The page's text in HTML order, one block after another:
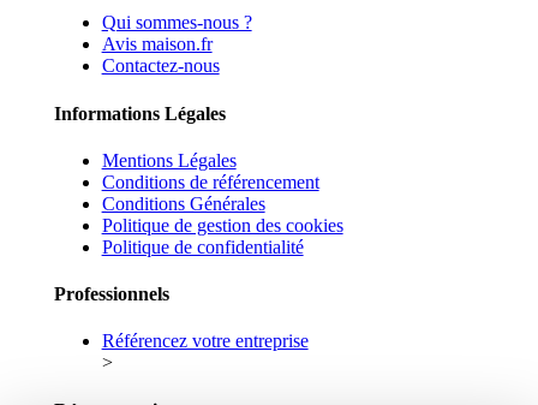
Qui sommes-nous ?
Avis maison.fr
Contactez-nous
Informations Légales
Mentions Légales
Conditions de référencement
Conditions Générales
Politique de gestion des cookies
Politique de confidentialité
Professionnels
Référencez votre entreprise
>